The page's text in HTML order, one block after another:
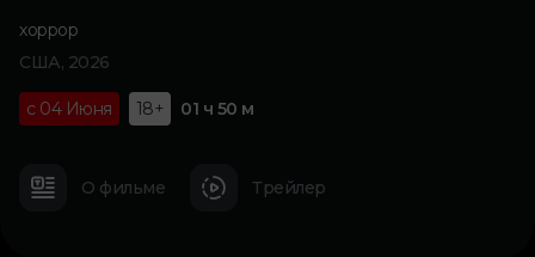
хоррор
США, 2026
с 04 Июня 18+ 01 ч 50 м
О фильме Трейлер